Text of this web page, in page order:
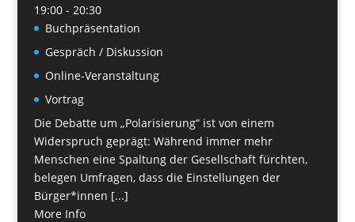
19:00 - 20:30
Buchpräsentation
Gespräch / Diskussion
Online-Veranstaltung
Vortrag
Die Debatte um „Polarisierung“ ist von einem
Widerspruch geprägt: Während immer mehr
Menschen eine Spaltung der Gesellschaft fürchten,
belegen Umfragen, dass die Einstellungen der
Bürger*innen [...]
More Info